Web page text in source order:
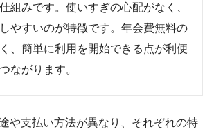
組みです。使いすぎの心配がなく、
やすいのが特徴です。年会費無料の
、簡単に利用を開始できる点が利便
ながります。
や支払い方法が異なり、それぞれの特